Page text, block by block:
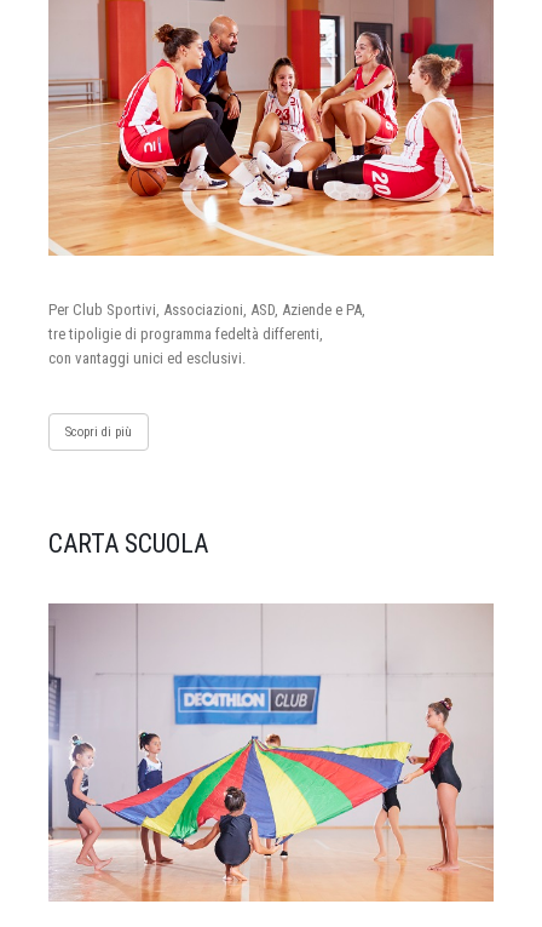
Per Club Sportivi, Associazioni, ASD, Aziende e PA,
tre tipoligie di programma fedeltà differenti,
con vantaggi unici ed esclusivi.
Scopri di più
CARTA SCUOLA